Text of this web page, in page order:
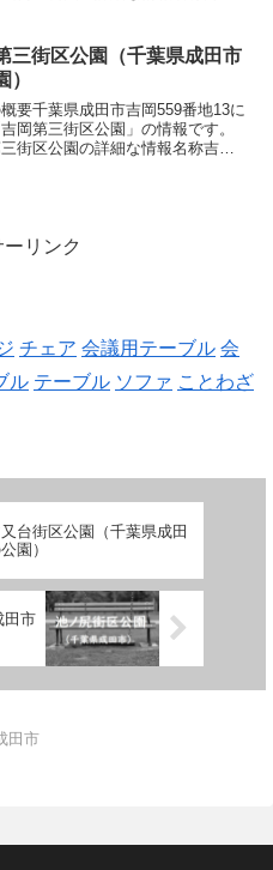
滑り台、シーソー、水道トイレ
し車椅子...
三街区公園（千葉県成田市
）
要千葉県成田市吉岡559番地13に
岡第三街区公園」の情報です。
街区公園の詳細な情報名称吉岡
リンク
チェア 会議用テーブル 会
ル テーブル ソファ ことわざ
台街区公園（千葉県成田
園）
田市
田市